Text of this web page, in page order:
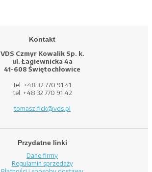
Kontakt
VDS Czmyr Kowalik Sp. k.
ul. Łagiewnicka 4a
41-608 Świętochłowice
tel. +48 32 770 91 41
tel. +48 32 770 91 42
tomasz.fick@vds.pl
Przydatne linki
Dane firmy
Regulamin sprzedaży